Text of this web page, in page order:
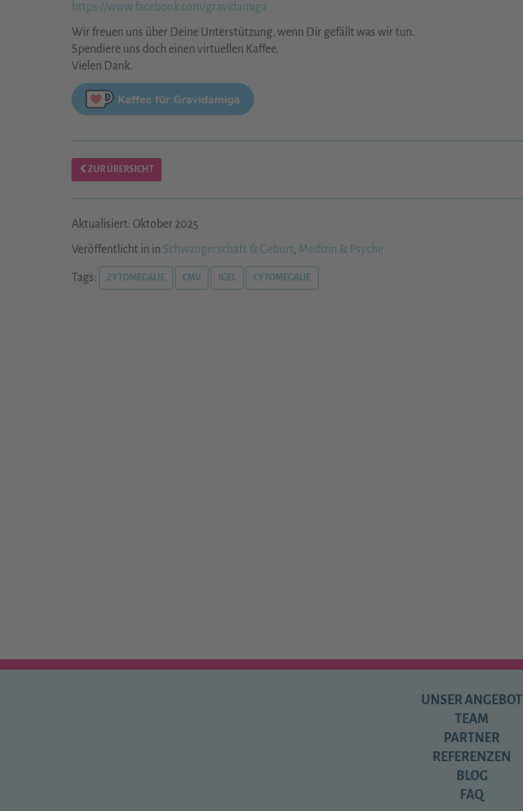
https://www.facebook.com/gravidamiga
Wir freuen uns über Deine Unterstützung, wenn Dir gefällt was wir tun.
Spendiere uns doch einen virtuellen Kaffee.
Vielen Dank.
ZUR ÜBERSICHT
Aktualisiert: Oktober 2025
Veröffentlicht in in Schwangerschaft & Geburt, Medizin & Psyche
Tags: ZYTOMEGALIE CMV IGEL CYTOMEGALIE
UNSER ANGEBOT
TEAM
PARTNER
REFERENZEN
BLOG
FAQ